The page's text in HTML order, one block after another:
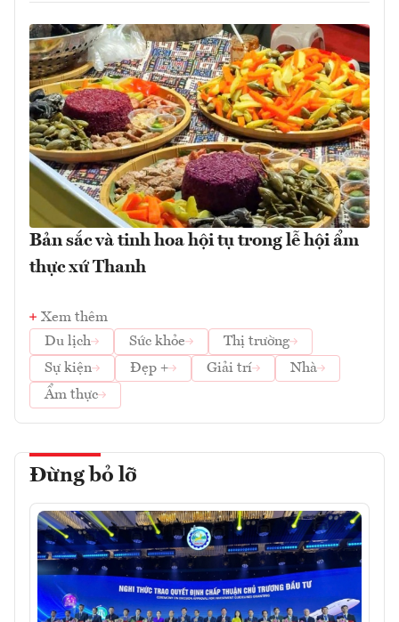
Bản sắc và tinh hoa hội tụ trong lễ hội ẩm
thực xứ Thanh
Xem thêm
Du lịch
Sức khỏe
Thị trường
Sự kiện
Đẹp + Giải trí
Nhà
Ẩm thực
Đừng bỏ lỡ